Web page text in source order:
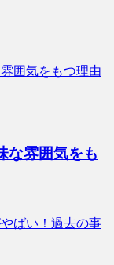
な雰囲気をも